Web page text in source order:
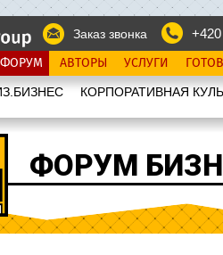
Заказ звонка
ФОРУМ АВТОРЫ УСЛУГИ
КОРПОРАТИВНАЯ
ФОРУМ